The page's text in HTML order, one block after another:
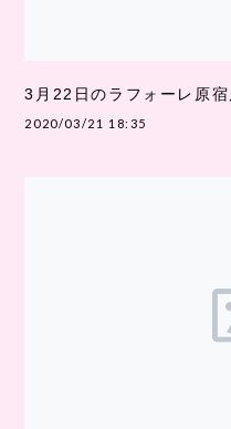
3月22日のラフォーレ原
2020/03/21 18:35